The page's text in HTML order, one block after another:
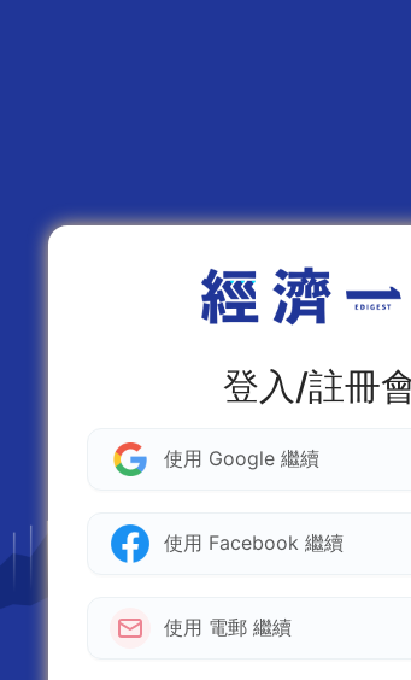
登入/註冊
使用 Google 繼續
使用 Facebook 繼續
使用 電郵 繼續